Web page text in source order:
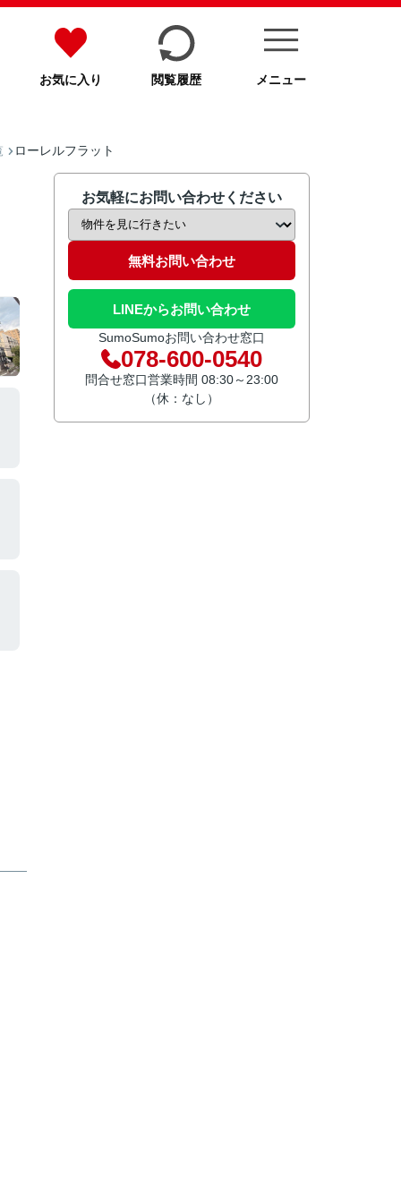
お気に入り 閲覧履歴 メニュー
ローレルフラット
お気軽にお問い合わせください
無料お問い合わせ
LINEからお問い合わせ
SumoSumoお問い合わせ窓口
078-600-0540
問合せ窓口営業時間 08:30～23:00
（休：なし）